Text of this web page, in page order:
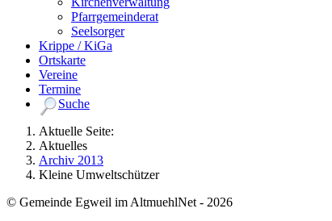
Pfarrgemeinderat
Seelsorger
Krippe / KiGa
Ortskarte
Vereine
Termine
Suche
Aktuelle Seite:
Aktuelles
Archiv 2013
Kleine Umweltschützer
© Gemeinde Egweil im AltmuehlNet - 2026